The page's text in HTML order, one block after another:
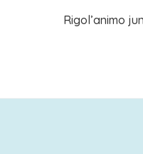
Rigol’animo